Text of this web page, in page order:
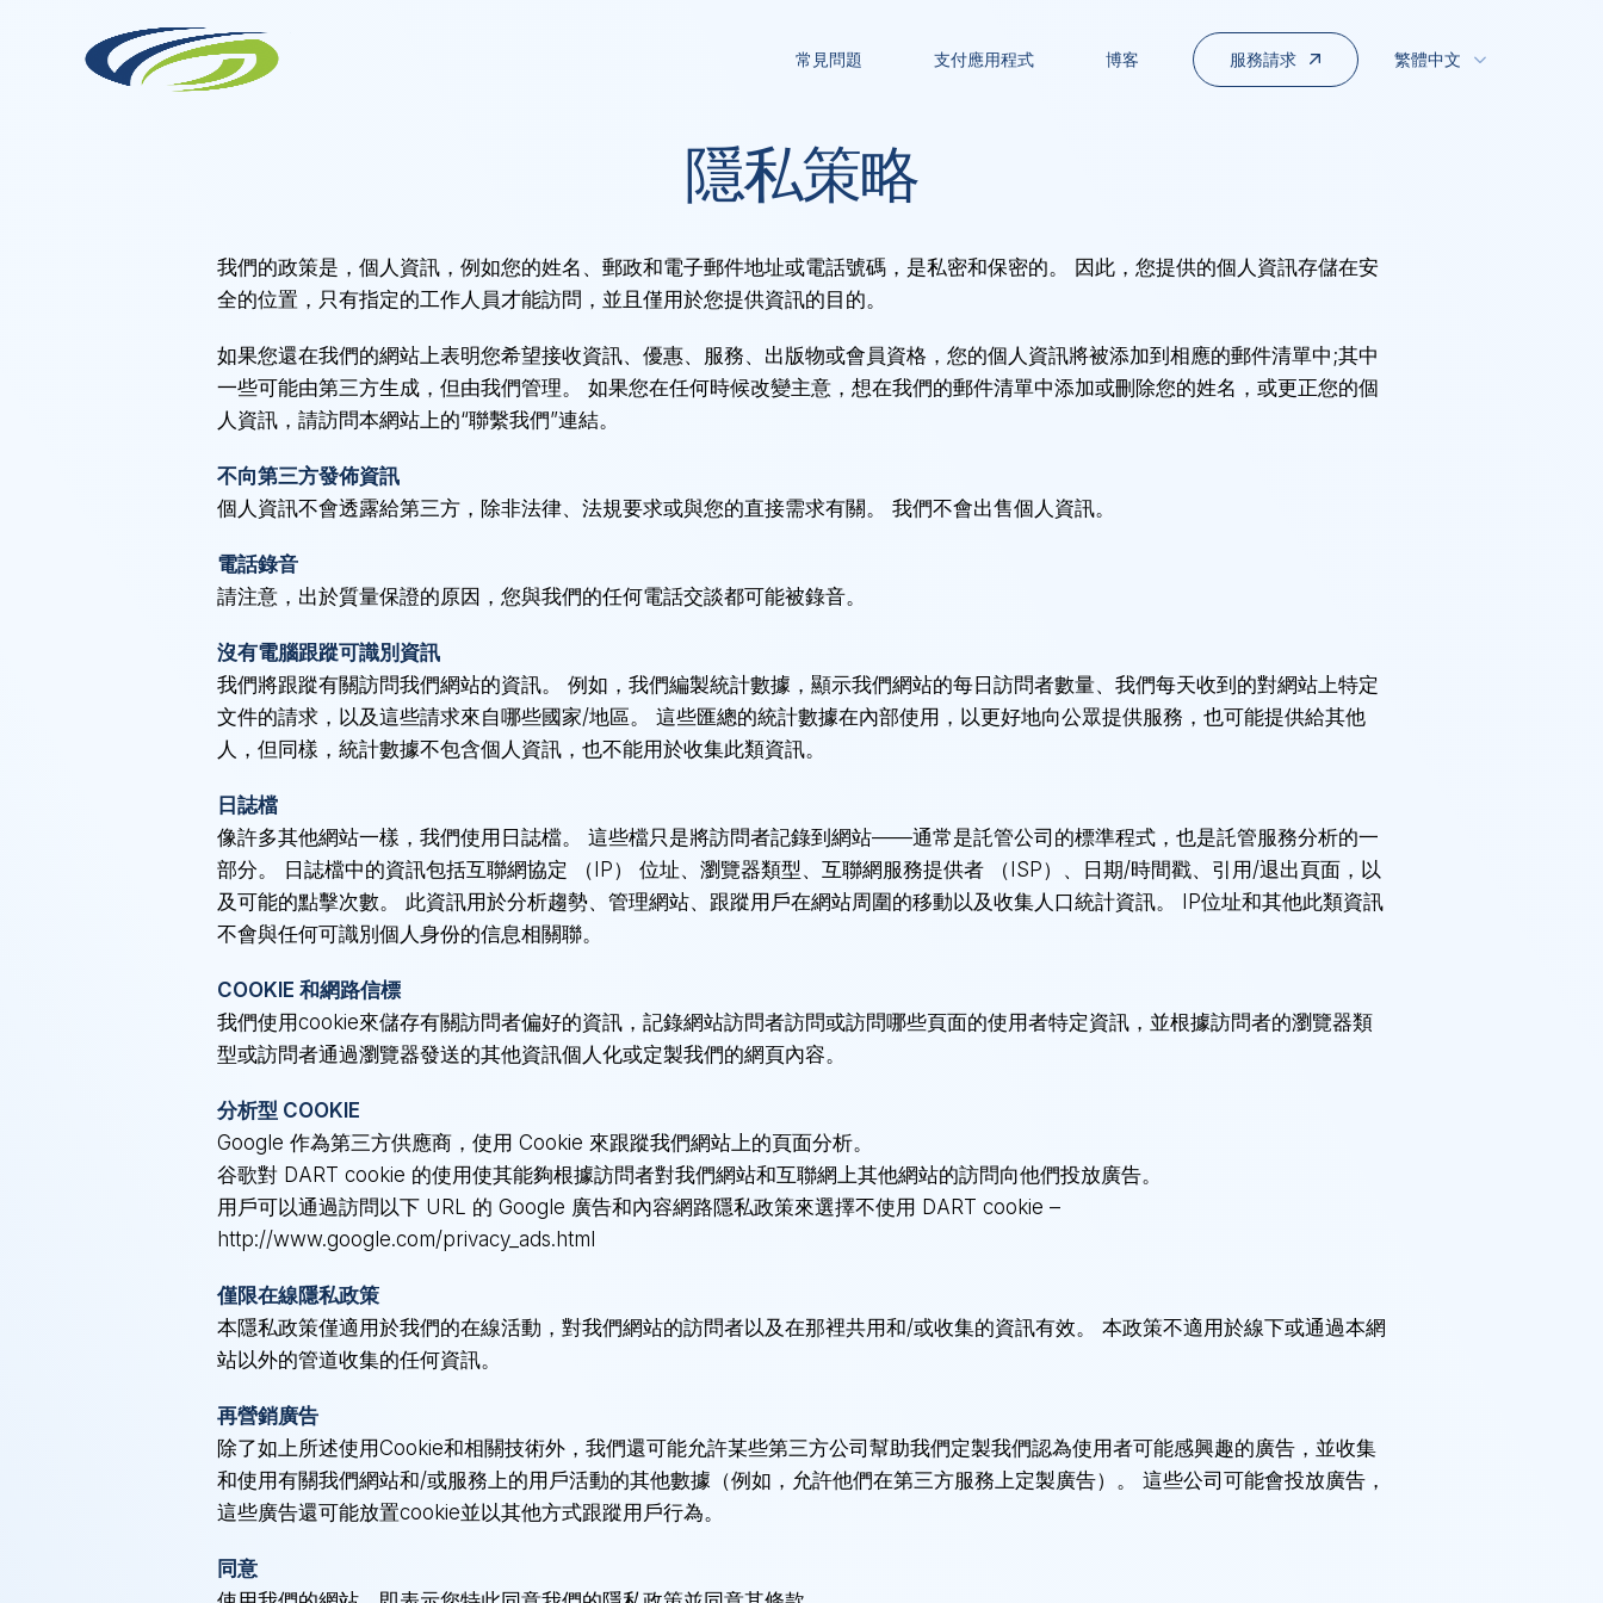
常見問題 支付應用程式 博客 服務請求 繁體中文
隱私策略
我們的政策是，個人資訊，例如您的姓名、郵政和電子郵件地址或電話號碼，是私密和保密的。 因此，您提供的個人資訊存儲在安
全的位置，只有指定的工作人員才能訪問，並且僅用於您提供資訊的目的。
如果您還在我們的網站上表明您希望接收資訊、優惠、服務、出版物或會員資格，您的個人資訊將被添加到相應的郵件清單中;其中
一些可能由第三方生成，但由我們管理。 如果您在任何時候改變主意，想在我們的郵件清單中添加或刪除您的姓名，或更正您的個
人資訊，請訪問本網站上的“聯繫我們”連結。
不向第三方發佈資訊
個人資訊不會透露給第三方，除非法律、法規要求或與您的直接需求有關。 我們不會出售個人資訊。
電話錄音
請注意，出於質量保證的原因，您與我們的任何電話交談都可能被錄音。
沒有電腦跟蹤可識別資訊
我們將跟蹤有關訪問我們網站的資訊。 例如，我們編製統計數據，顯示我們網站的每日訪問者數量、我們每天收到的對網站上特定
文件的請求，以及這些請求來自哪些國家/地區。 這些匯總的統計數據在內部使用，以更好地向公眾提供服務，也可能提供給其他
人，但同樣，統計數據不包含個人資訊，也不能用於收集此類資訊。
日誌檔
像許多其他網站一樣，我們使用日誌檔。 這些檔只是將訪問者記錄到網站——通常是託管公司的標準程式，也是託管服務分析的一
部分。 日誌檔中的資訊包括互聯網協定 （IP） 位址、瀏覽器類型、互聯網服務提供者 （ISP）、日期/時間戳、引用/退出頁面，以
及可能的點擊次數。 此資訊用於分析趨勢、管理網站、跟蹤用戶在網站周圍的移動以及收集人口統計資訊。 IP位址和其他此類資訊
不會與任何可識別個人身份的信息相關聯。
COOKIE 和網路信標
我們使用cookie來儲存有關訪問者偏好的資訊，記錄網站訪問者訪問或訪問哪些頁面的使用者特定資訊，並根據訪問者的瀏覽器類
型或訪問者通過瀏覽器發送的其他資訊個人化或定製我們的網頁內容。
分析型 COOKIE
Google 作為第三方供應商，使用 Cookie 來跟蹤我們網站上的頁面分析。
谷歌對 DART cookie 的使用使其能夠根據訪問者對我們網站和互聯網上其他網站的訪問向他們投放廣告。
用戶可以通過訪問以下 URL 的 Google 廣告和內容網路隱私政策來選擇不使用 DART cookie –
http://www.google.com/privacy_ads.html
僅限在線隱私政策
本隱私政策僅適用於我們的在線活動，對我們網站的訪問者以及在那裡共用和/或收集的資訊有效。 本政策不適用於線下或通過本網
站以外的管道收集的任何資訊。
再營銷廣告
除了如上所述使用Cookie和相關技術外，我們還可能允許某些第三方公司幫助我們定製我們認為使用者可能感興趣的廣告，並收集
和使用有關我們網站和/或服務上的用戶活動的其他數據（例如，允許他們在第三方服務上定製廣告）。 這些公司可能會投放廣告，
這些廣告還可能放置cookie並以其他方式跟蹤用戶行為。
同意